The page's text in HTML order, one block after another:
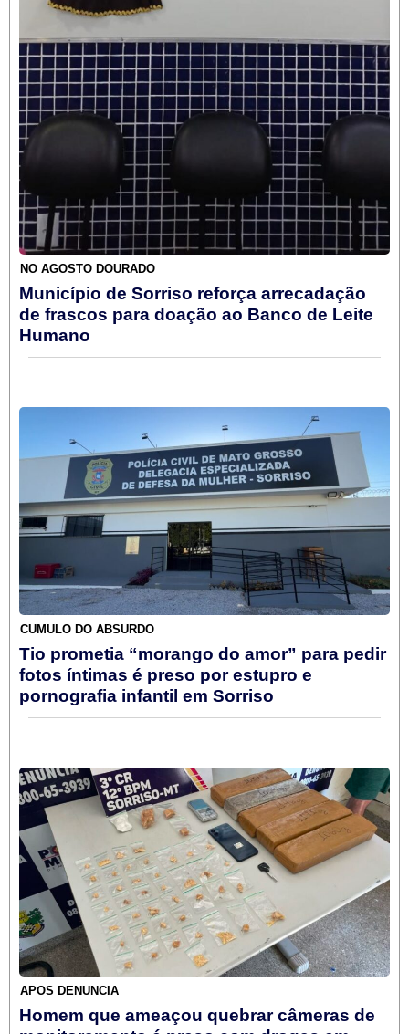
NO AGOSTO DOURADO
Município de Sorriso reforça arrecadação
de frascos para doação ao Banco de Leite
Humano
CÚMULO DO ABSURDO
Tio prometia “morango do amor” para pedir
fotos íntimas é preso por estupro e
pornografia infantil em Sorriso
APÓS DENÚNCIA
Homem que ameaçou quebrar câmeras de